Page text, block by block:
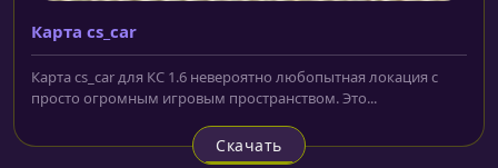
Карта cs_car
Карта cs_car для КС 1.6 невероятно любопытная локация с
просто огромным игровым пространством. Это...
Скачать